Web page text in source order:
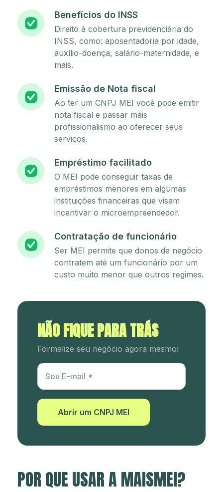
Benefícios do INSS
Direito à cobertura previdenciária do
INSS, como: aposentadoria por idade,
auxílio-doença, salário-maternidade, e
mais.
Emissão de Nota fiscal
Ao ter um CNPJ MEI você pode emitir
nota fiscal e passar mais
profissionalismo ao oferecer seus
serviços.
Empréstimo facilitado
O MEI pode conseguir taxas de
empréstimos menores em algumas
instituições financeiras que visam
incentivar o microempreendedor.
Contratação de funcionário
Ser MEI permite que donos de negócio
contratem até um funcionário por um
custo muito menor que outros regimes.
NÃO FIQUE PARA TRÁS
Formalize seu negócio agora mesmo!
Utm Content
Seu E-mail
Abrir um CNPJ MEI
POR QUE USAR A MAISMEI?